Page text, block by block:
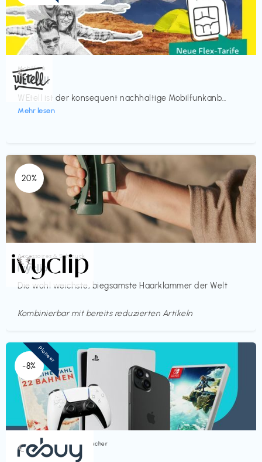
Mobilfunk
WEtell
WEtell ist der konsequent nachhaltige Mobilfunkanb...
Mehr lesen
€‎
20%
Accessoires & Schmuck
ivyclip
Die wohl weichste, biegsamste Haarklammer der Welt
€€‎
Kombinierbar mit bereits reduzierten Artikeln
-8%
Bücher, Magazine & Hörbücher
rebuy
€‎
Pioneer